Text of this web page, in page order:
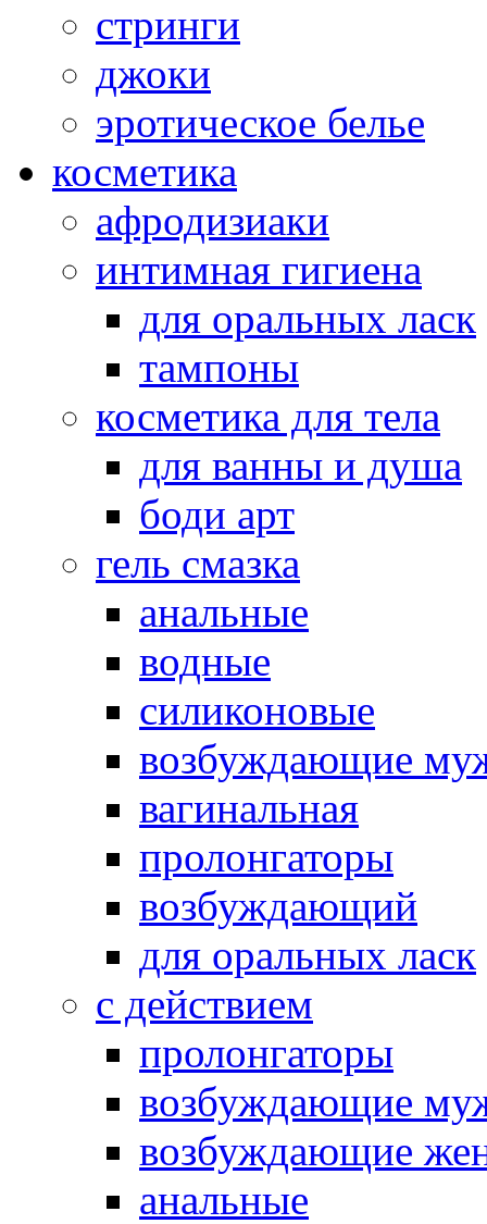
стринги
джоки
эротическое белье
косметика
афродизиаки
интимная гигиена
для оральных ласк
тампоны
косметика для тела
для ванны и душа
боди арт
гель смазка
анальные
водные
силиконовые
возбуждающие
вагинальная
пролонгаторы
возбуждающий
для оральных ласк
с действием
пролонгаторы
возбуждающие
возбуждающие
анальные